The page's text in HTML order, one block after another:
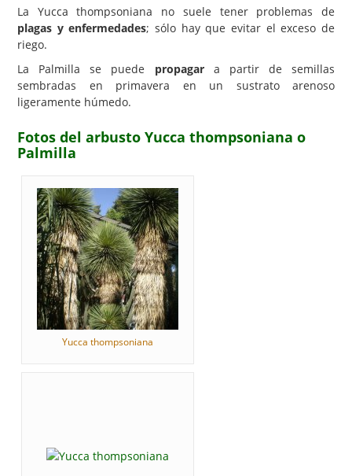
La Yucca thompsoniana no suele tener problemas de
plagas y enfermedades; sólo hay que evitar el exceso de
riego.
La Palmilla se puede propagara partir de semillas
sembradas en primavera en un sustrato arenoso
ligeramente húmedo.
Fotos del arbusto Yucca thompsoniana o
Palmilla
Yucca thompsoniana